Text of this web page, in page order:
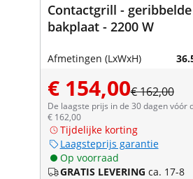
Contactgrill -
bakplaat - 2200 W
Afmetingen (LxWxH)
€ 154,00€ 162,00
De laagste prijs in de 30 dagen vóór
€ 162,00
Tijdelijke korting
Laagsteprijs garantie
Op voorraad
GRATIS LEVERING ca. 17-8